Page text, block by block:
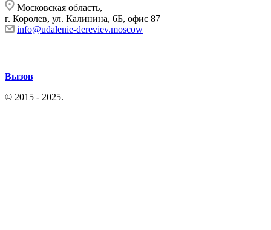
Московская область,
г. Королев, ул. Калинина, 6Б, офис 87
info@udalenie-dereviev.moscow
Вызов
© 2015 - 2025.